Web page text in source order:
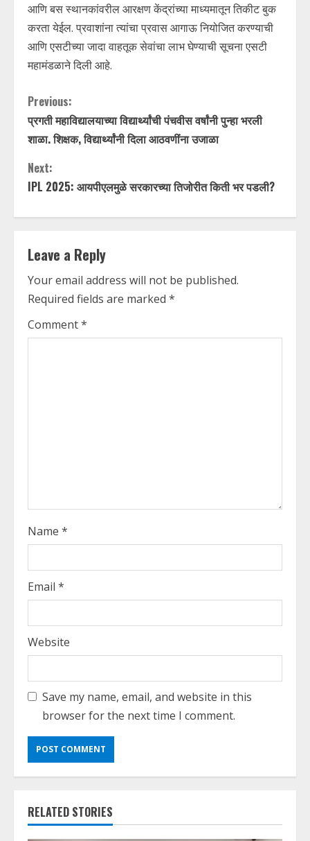
आणि बस स्थानकांवरील आरक्षण केंद्रांच्या माध्यमातून तिकीट बुक
करता येईल. प्रवाशांना त्यांचा प्रवास आगाऊ नियोजित करण्याची
आणि एसटीच्या जादा वाहतूक सेवांचा लाभ घेण्याची सूचना एसटी
महामंडळाने दिली आहे.
C
o
n
t
i
n
u
e
R
g
Previous:
प्रगती महाविद्यालयाच्या विद्यार्थ्यांची पंचवीस वर्षांनी पुन्हा भरली
शाळा. शिक्षक, विद्यार्थ्यांनी दिला आठवणींना उजाळा
Next:
IPL 2025: आयपीएलमुळे सरकारच्या तिजोरीत किती भर पडली?
Leave a Reply
Your email address will not be published.
Required fields are marked *
Comment*
Name *
Email *
Website
Save my name, email, and website in this
browser for the next time I comment.
RELATED STORIES